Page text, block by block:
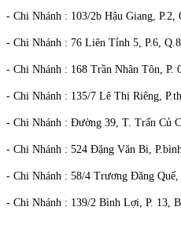
- Chi Nhánh : 103/2b Hậu Giang, P.2,
- Chi Nhánh : 76 Liên Tỉnh 5, P.6,
- Chi Nhánh : 168 Trần Nhân Tôn, P.
- Chi Nhánh : 135/7 Lê Thị Riêng,
- Chi Nhánh : Đường 39, T. Trấn Củ
- Chi Nhánh : 524 Đặng Văn Bi,
- Chi Nhánh : 58/4 Trương Đăng Quế,
- Chi Nhánh : 139/2 Bình Lợi, P. 13,